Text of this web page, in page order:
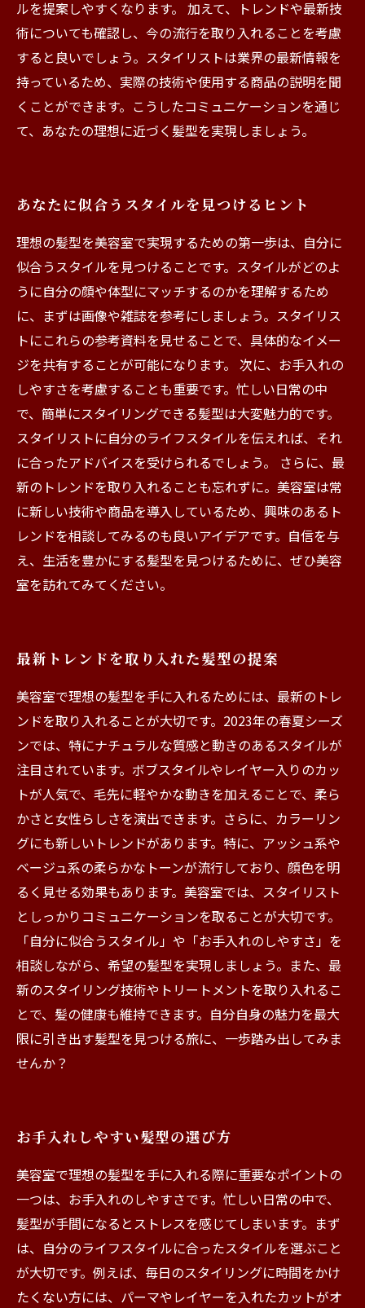
ルを提案しやすくなります。 加えて、トレンドや最新技
術についても確認し、今の流行を取り入れることを考慮
すると良いでしょう。スタイリストは業界の最新情報を
持っているため、実際の技術や使用する商品の説明を聞
くことができます。こうしたコミュニケーションを通じ
て、あなたの理想に近づく髪型を実現しましょう。
あなたに似合うスタイルを見つけるヒント
理想の髪型を美容室で実現するための第一歩は、自分に
似合うスタイルを見つけることです。スタイルがどのよ
うに自分の顔や体型にマッチするのかを理解するため
に、まずは画像や雑誌を参考にしましょう。スタイリス
トにこれらの参考資料を見せることで、具体的なイメー
ジを共有することが可能になります。 次に、お手入れの
しやすさを考慮することも重要です。忙しい日常の中
で、簡単にスタイリングできる髪型は大変魅力的です。
スタイリストに自分のライフスタイルを伝えれば、それ
に合ったアドバイスを受けられるでしょう。 さらに、最
新のトレンドを取り入れることも忘れずに。美容室は常
に新しい技術や商品を導入しているため、興味のあるト
レンドを相談してみるのも良いアイデアです。自信を与
え、生活を豊かにする髪型を見つけるために、ぜひ美容
室を訪れてみてください。
最新トレンドを取り入れた髪型の提案
美容室で理想の髪型を手に入れるためには、最新のトレ
ンドを取り入れることが大切です。2023年の春夏シーズ
ンでは、特にナチュラルな質感と動きのあるスタイルが
注目されています。ボブスタイルやレイヤー入りのカッ
トが人気で、毛先に軽やかな動きを加えることで、柔ら
かさと女性らしさを演出できます。さらに、カラーリン
グにも新しいトレンドがあります。特に、アッシュ系や
ベージュ系の柔らかなトーンが流行しており、顔色を明
るく見せる効果もあります。美容室では、スタイリスト
としっかりコミュニケーションを取ることが大切です。
「自分に似合うスタイル」や「お手入れのしやすさ」を
相談しながら、希望の髪型を実現しましょう。また、最
新のスタイリング技術やトリートメントを取り入れるこ
とで、髪の健康も維持できます。自分自身の魅力を最大
限に引き出す髪型を見つける旅に、一歩踏み出してみま
せんか？
お手入れしやすい髪型の選び方
美容室で理想の髪型を手に入れる際に重要なポイントの
一つは、お手入れのしやすさです。忙しい日常の中で、
髪型が手間になるとストレスを感じてしまいます。まず
は、自分のライフスタイルに合ったスタイルを選ぶこと
が大切です。例えば、毎日のスタイリングに時間をかけ
たくない方には、パーマやレイヤーを入れたカットがオ